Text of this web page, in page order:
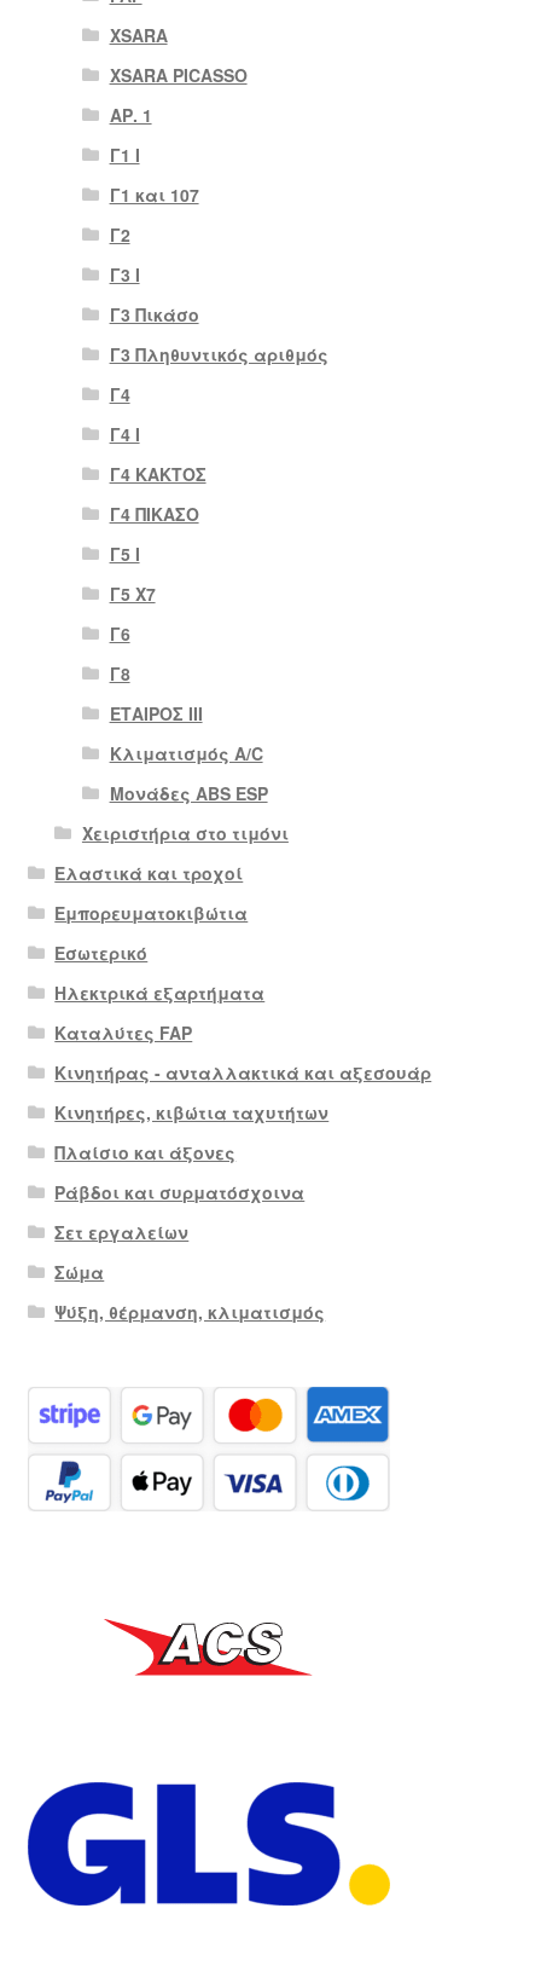
XSARA
XSARA PICASSO
ΑΡ. 1
Γ1 Ι
Γ1 και 107
Γ2
Γ3 Ι
Γ3 Πικάσο
Γ3 Πληθυντικός αριθμός
Γ4
Γ4 Ι
Γ4 ΚΑΚΤΟΣ
Γ4 ΠΙΚΑΣΟ
Γ5 Ι
Γ5 Χ7
Γ6
Γ8
ΕΤΑΙΡΟΣ III
Κλιματισμός A/C
Μονάδες ABS ESP
Χειριστήρια στο τιμόνι
Ελαστικά και τροχοί
Εμπορευματοκιβώτια
Εσωτερικό
Ηλεκτρικά εξαρτήματα
Καταλύτες FAP
Κινητήρας - ανταλλακτικά και αξεσουάρ
Κινητήρες, κιβώτια ταχυτήτων
Πλαίσιο και άξονες
Ράβδοι και συρματόσχοινα
Σετ εργαλείων
Σώμα
Ψύξη, θέρμανση, κλιματισμός